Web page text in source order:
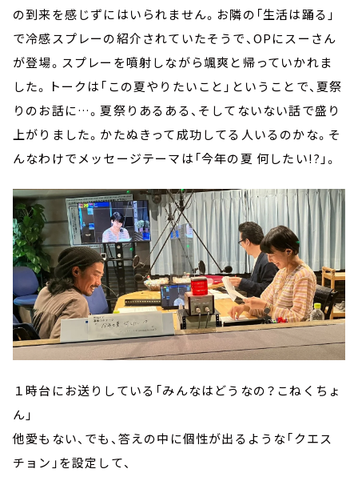
の到来を感じずにはいられません。お隣の「生活は踊る」
で冷感スプレーの紹介されていたそうで、OPにスーさん
が登場。スプレーを噴射しながら颯爽と帰っていかれま
した。トークは「この夏やりたいこと」ということで、夏祭
りのお話に…。夏祭りあるある、そしてないない話で盛り
上がりました。かたぬきって成功してる人いるのかな。そ
んなわけでメッセージテーマは「今年の夏 何したい!?」。
１時台にお送りしている「みんなはどうなの？こねくちょ
ん」
他愛もない、でも、答えの中に個性が出るような「クエス
チョン」を設定して、